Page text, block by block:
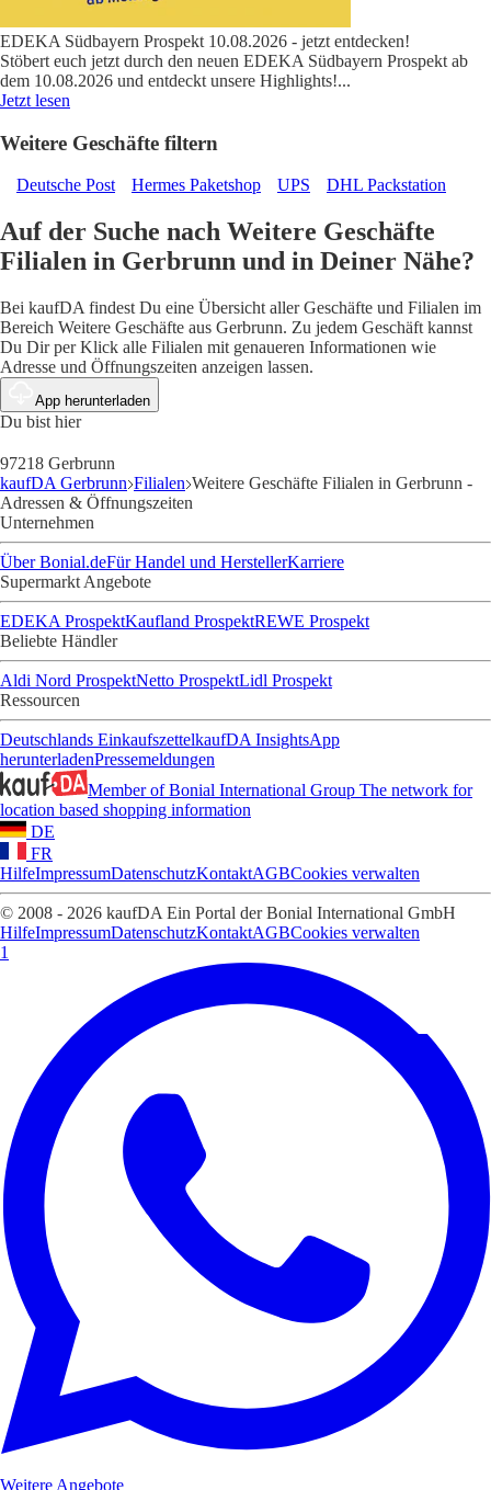
EDEKA Südbayern Prospekt 10.08.2026 - jetzt entdecken!
Stöbert euch jetzt durch den neuen EDEKA Südbayern Prospekt ab
dem 10.08.2026 und entdeckt unsere Highlights!...
Jetzt lesen
Weitere Geschäfte filtern
Deutsche Post Hermes Paketshop UPS DHL Packstation
Auf der Suche nach Weitere Geschäfte
Filialen in Gerbrunn und in Deiner Nähe?
Bei kaufDA findest Du eine Übersicht aller Geschäfte und Filialen im
Bereich Weitere Geschäfte aus Gerbrunn. Zu jedem Geschäft kannst
Du Dir per Klick alle Filialen mit genaueren Informationen wie
Adresse und Öffnungszeiten anzeigen lassen.
App herunterladen
Du bist hier
97218 Gerbrunn
kaufDA Gerbrunn Filialen Weitere Geschäfte Filialen in Gerbrunn -
Adressen & Öffnungszeiten
Unternehmen
Über Bonial.deFür Handel und HerstellerKarriere
Supermarkt Angebote
EDEKA ProspektKaufland ProspektREWE Prospekt
Beliebte Händler
Aldi Nord ProspektNetto ProspektLidl Prospekt
Ressourcen
Deutschlands EinkaufszettelkaufDA InsightsApp
herunterladenPressemeldungen
Member of Bonial International Group The network for
location based shopping information
DE
FR
HilfeImpressumDatenschutzKontaktAGBCookies verwalten
© 2008 - 2026 kaufDA Ein Portal der Bonial International GmbH
HilfeImpressumDatenschutzKontaktAGBCookies verwalten
1
Weitere Angebote